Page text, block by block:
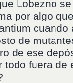
Lobezno
por algo
de
de ese
todo fuera de